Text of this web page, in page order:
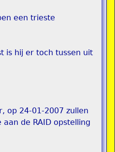
een trieste
is hij er toch tussen uit
op 24-01-2007 zullen
de RAID opstelling